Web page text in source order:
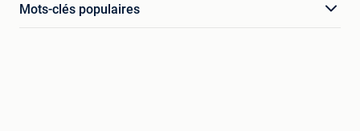
Mots-clés populaires